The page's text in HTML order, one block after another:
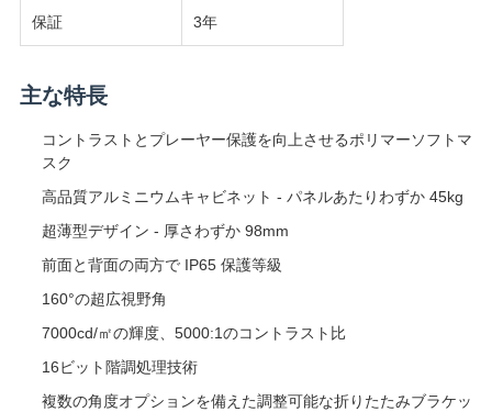
保証 3年
主な特長
コントラストとプレーヤー保護を向上させるポリマーソフトマ
スク
高品質アルミニウムキャビネット - パネルあたりわずか 45kg
超薄型デザイン - 厚さわずか 98mm
前面と背面の両方で IP65 保護等級
160°の超広視野角
7000cd/㎡の輝度、5000:1のコントラスト比
16ビット階調処理技術
複数の角度オプションを備えた調整可能な折りたたみブラケッ